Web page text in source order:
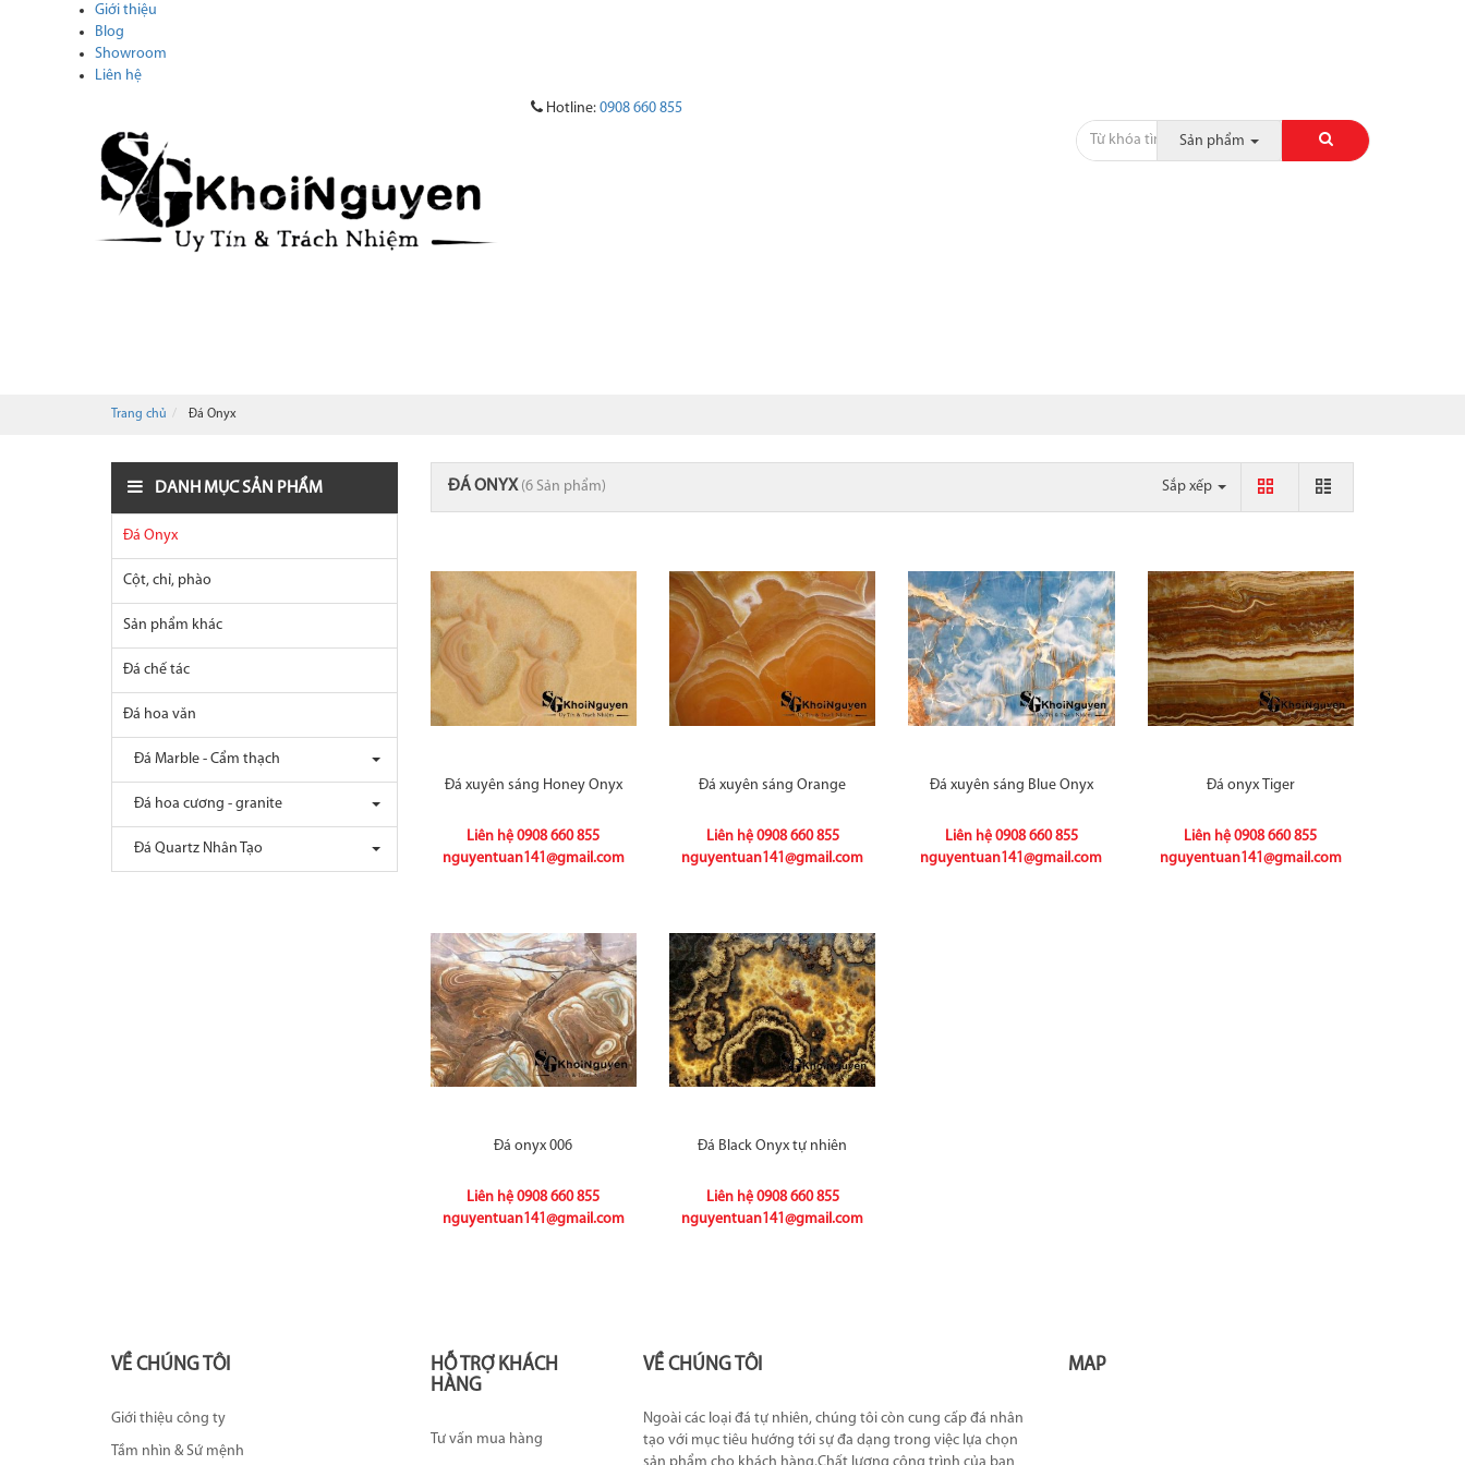
Giới thiệu
Blog
Showroom
Liên hệ
Hotline: 0908 660 855
Sản phẩm
Trang chủ Đá Onyx
DANH MỤC SẢN PHẨM
Đá Onyx
Cột, chỉ, phào
Sản phẩm khác
Đá chế tác
Đá hoa văn
Đá Marble - Cẩm thạch
Đá hoa cương - granite
Đá Quartz Nhân Tạo
ĐÁ ONYX (6 Sản phẩm) Sắp xếp
Đá xuyên sáng Honey Onyx
Liên hệ0908 660 855
nguyentuan141@gmail.com
Đá xuyên sáng Orange
Liên hệ 0908 660 855
nguyentuan141@gmail.com
Đá xuyên sáng Blue Onyx
Liên hệ 0908 660 855
nguyentuan141@gmail.com
Đá onyx Tiger
Liên hệ0908 660 855
nguyentuan141@gmail.com
Đá onyx 006
Liên hệ0908 660 855
nguyentuan141@gmail.com
Đá Black Onyx tự nhiên
Liên hệ 0908 660 855
nguyentuan141@gmail.com
VỀ CHÚNG TÔI
Giới thiệu công ty
Tầm nhìn & Sứ mệnh
HỖ TRỢ KHÁCH
HÀNG
Tư vấn mua hàng
VỀ CHÚNG TÔI
Ngoài các loại đá tự nhiên, chúng tôi còn cung cấp đá nhân
tạo với mục tiêu hướng tới sự đa dạng trong việc lựa chọn
MAP